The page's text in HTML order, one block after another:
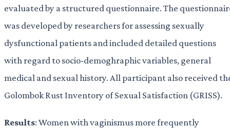
evaluated by a structured questionnaire. The
was developed by researchers for assessing sexually
dysfunctional patients and included detailed questions
with regard to socio-demoghraphic variables, general
medical and sexual history. All participant also received
Golombok Rust Inventory of Sexual Satisfaction (GRISS).
Results: Women with vaginismus more frequently